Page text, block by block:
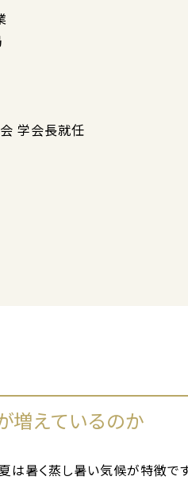
学会長就任
増えているのか
暑く蒸し暑い気候が特徴で